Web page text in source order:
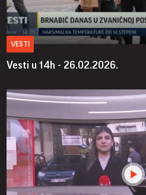
VESTI
Vesti u 14h - 26.02.2026.